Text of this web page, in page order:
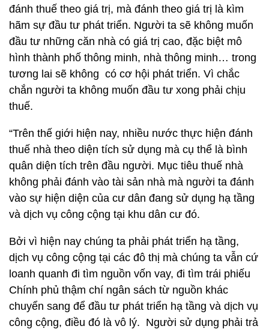
đánh thuế theo giá trị, mà đánh theo giá trị là kìm
hãm sự đầu tư phát triển. Người ta sẽ không muốn
đầu tư những căn nhà có giá trị cao, đặc biệt mô
hình thành phố thông minh, nhà thông minh… trong
tương lai sẽ không có cơ hội phát triển. Vì chắc
chắn người ta không muốn đầu tư xong phải chịu
thuế.
“Trên thế giới hiện nay, nhiều nước thực hiện đánh
thuế nhà theo diện tích sử dụng mà cụ thể là bình
quân diện tích trên đầu người. Mục tiêu thuế nhà
không phải đánh vào tài sản nhà mà người ta đánh
vào sự hiện diện của cư dân đang sử dụng hạ tầng
và dịch vụ công cộng tại khu dân cư đó.
Bởi vì hiện nay chúng ta phải phát triển hạ tầng,
dịch vụ công cộng tại các đô thị mà chúng ta vẫn cứ
loanh quanh đi tìm nguồn vốn vay, đi tìm trái phiếu
Chính phủ thậm chí ngân sách từ nguồn khác
chuyển sang để đầu tư phát triển hạ tầng và dịch vụ
công cộng, điều đó là vô lý. Người sử dụng phải trả